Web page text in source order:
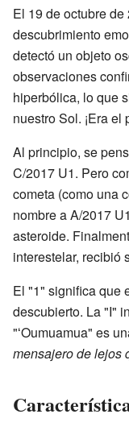
El 19 de octubre
descubrimiento
detectó un objeto
observaciones
hiperbólica, lo que
nuestro Sol. ¡Era
Al principio, se
C/2017 U1. Pero
cometa (como una
nombre a A/2017
asteroide.
interestelar, recibió
El "1" significa que
descubierto. La "I"
"ʻOumuamua" es
mensajero de lejos